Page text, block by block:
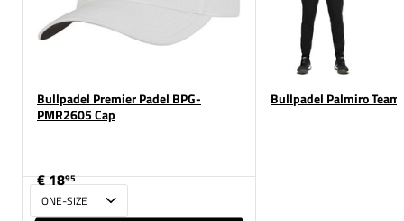
Bullpadel Premier Padel BPG-
PMR2605 Cap
€ 1895
Maat
Bullpadel Palmiro Team